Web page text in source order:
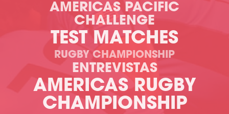
AMERICAS PACIFIC
CHALLENGE
TEST MATCHES
RUGBY CHAMPIONSHIP
ENTREVISTAS
AMERICAS RUGBY
CHAMPIONSHIP